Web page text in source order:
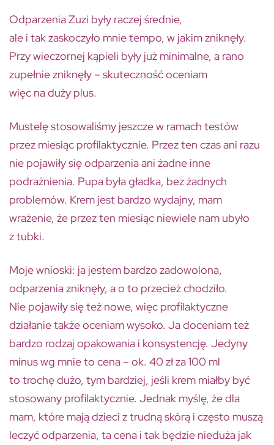
Odparzenia Zuzi były raczej średnie,
ale i tak zaskoczyło mnie tempo, w jakim zniknęły.
Przy wieczornej kąpieli były już minimalne, a rano
zupełnie zniknęły – skuteczność oceniam
więc na duży plus.
Mustelę stosowaliśmy jeszcze w ramach testów
przez miesiąc profilaktycznie. Przez ten czas ani razu
nie pojawiły się odparzenia ani żadne inne
podrażnienia. Pupa była gładka, bez żadnych
problemów. Krem jest bardzo wydajny, mam
wrażenie, że przez ten miesiąc niewiele nam ubyło
z tubki.
Moje wnioski: ja jestem bardzo zadowolona,
odparzenia zniknęły, a o to przecież chodziło.
Nie pojawiły się też nowe, więc profilaktyczne
działanie także oceniam wysoko. Ja doceniam też
bardzo rodzaj opakowania i konsystencję. Jedyny
minus wg mnie to cena – ok. 40 zł za 100 ml
to trochę dużo, tym bardziej, jeśli krem miałby być
stosowany profilaktycznie. Jednak myślę, że dla
mam, które mają dzieci z trudną skórą i często muszą
leczyć odparzenia, ta cena i tak będzie nieduża jak